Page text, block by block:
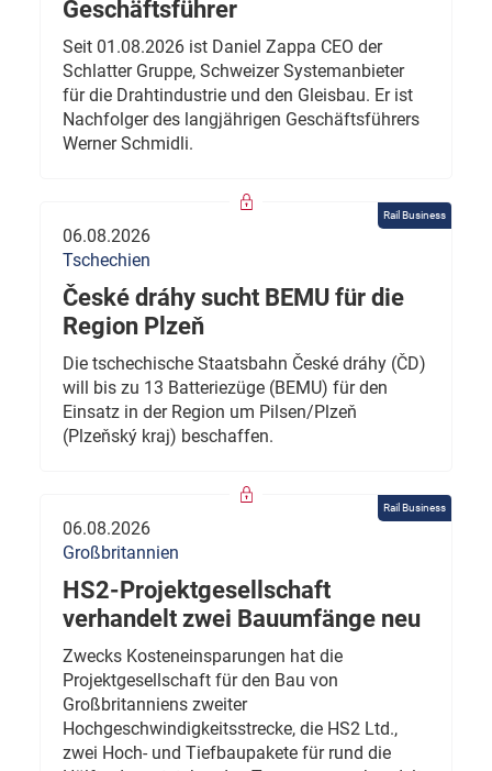
Geschäftsführer
Seit 01.08.2026 ist Daniel Zappa CEO der
Schlatter Gruppe, Schweizer Systemanbieter
für die Drahtindustrie und den Gleisbau. Er ist
Nachfolger des langjährigen Geschäftsführers
Werner Schmidli.
Rail Business
06.08.2026
Tschechien
České dráhy sucht BEMU für die
Region Plzeň
Die tschechische Staatsbahn České dráhy (ČD)
will bis zu 13 Batteriezüge (BEMU) für den
Einsatz in der Region um Pilsen/Plzeň
(Plzeňský kraj) beschaffen.
Rail Business
06.08.2026
Großbritannien
HS2-Projektgesellschaft
verhandelt zwei Bauumfänge neu
Zwecks Kosteneinsparungen hat die
Projektgesellschaft für den Bau von
Großbritanniens zweiter
Hochgeschwindigkeitsstrecke, die HS2 Ltd.,
zwei Hoch- und Tiefbaupakete für rund die